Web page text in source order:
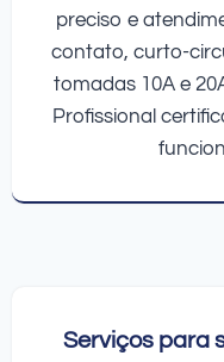
preciso e
contato, curto-
tomadas 10A e
Profissional
Serviços para